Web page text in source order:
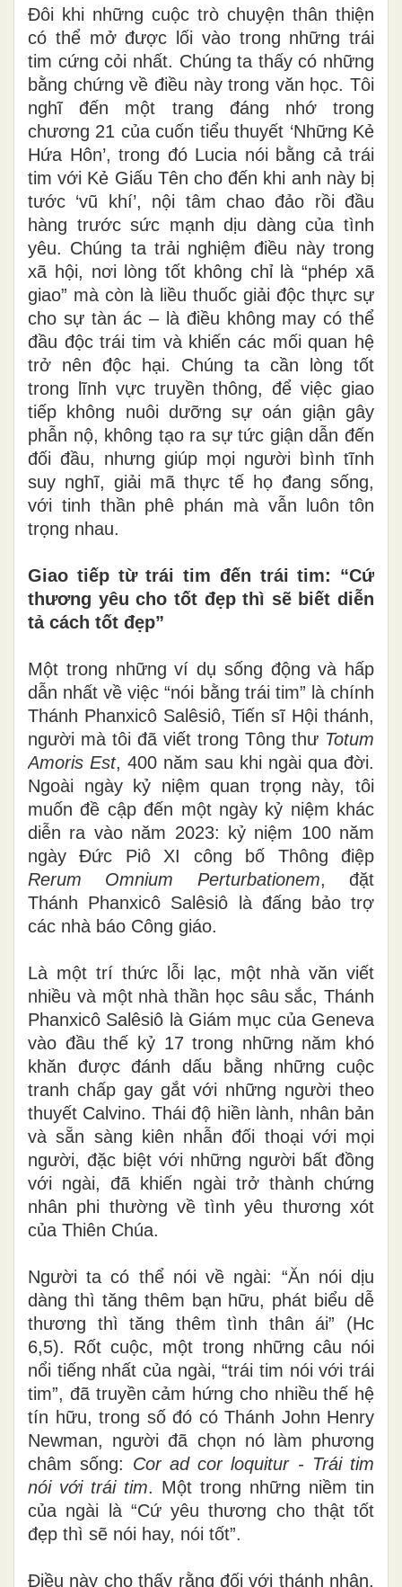
Đôi khi những cuộc trò chuyện thân thiện
có thể mở được lối vào trong những trái
tim cứng cỏi nhất. Chúng ta thấy có những
bằng chứng về điều này trong văn học. Tôi
nghĩ đến một trang đáng nhớ trong
chương 21 của cuốn tiểu thuyết ‘Những Kẻ
Hứa Hôn’, trong đó Lucia nói bằng cả trái
tim với Kẻ Giấu Tên cho đến khi anh này bị
tước ‘vũ khí’, nội tâm chao đảo rồi đầu
hàng trước sức mạnh dịu dàng của tình
yêu. Chúng ta trải nghiệm điều này trong
xã hội, nơi lòng tốt không chỉ là “phép xã
giao” mà còn là liều thuốc giải độc thực sự
cho sự tàn ác – là điều không may có thể
đầu độc trái tim và khiến các mối quan hệ
trở nên độc hại. Chúng ta cần lòng tốt
trong lĩnh vực truyền thông, để việc giao
tiếp không nuôi dưỡng sự oán giận gây
phẫn nộ, không tạo ra sự tức giận dẫn đến
đối đầu, nhưng giúp mọi người bình tĩnh
suy nghĩ, giải mã thực tế họ đang sống,
với tinh thần phê phán mà vẫn luôn tôn
trọng nhau.
Giao tiếp từ trái tim đến trái tim: “Cứ
thương yêu cho tốt đẹp thì sẽ biết diễn
tả cách tốt đẹp”
Một trong những ví dụ sống động và hấp
dẫn nhất về việc “nói bằng trái tim” là chính
Thánh Phanxicô Salêsiô, Tiến sĩ Hội thánh,
người mà tôi đã viết trong Tông thư Totum
Amoris Est, 400 năm sau khi ngài qua đời.
Ngoài ngày kỷ niệm quan trọng này, tôi
muốn đề cập đến một ngày kỷ niệm khác
diễn ra vào năm 2023: kỷ niệm 100 năm
ngày Đức Piô XI công bố Thông điệp
Rerum Omnium Perturbationem, đặt
Thánh Phanxicô Salêsiô là đấng bảo trợ
các nhà báo Công giáo.
Là một trí thức lỗi lạc, một nhà văn viết
nhiều và một nhà thần học sâu sắc, Thánh
Phanxicô Salêsiô là Giám mục của Geneva
vào đầu thế kỷ 17 trong những năm khó
khăn được đánh dấu bằng những cuộc
tranh chấp gay gắt với những người theo
thuyết Calvino. Thái độ hiền lành, nhân bản
và sẵn sàng kiên nhẫn đối thoại với mọi
người, đặc biệt với những người bất đồng
với ngài, đã khiến ngài trở thành chứng
nhân phi thường về tình yêu thương xót
của Thiên Chúa.
Người ta có thể nói về ngài: “Ăn nói dịu
dàng thì tăng thêm bạn hữu, phát biểu dễ
thương thì tăng thêm tình thân ái” (Hc
6,5). Rốt cuộc, một trong những câu nói
nổi tiếng nhất của ngài, “trái tim nói với trái
tim”, đã truyền cảm hứng cho nhiều thế hệ
tín hữu, trong số đó có Thánh John Henry
Newman, người đã chọn nó làm phương
châm sống: Cor ad cor loquitur - Trái tim
nói với trái tim. Một trong những niềm tin
của ngài là “Cứ yêu thương cho thật tốt
đẹp thì sẽ nói hay, nói tốt”.
Điều này cho thấy rằng đối với thánh nhân,